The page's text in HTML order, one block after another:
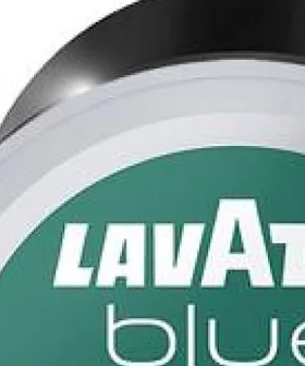
à chaque fois un café
Découvrez la
Nespresso Pro et le
à chaque infusion.